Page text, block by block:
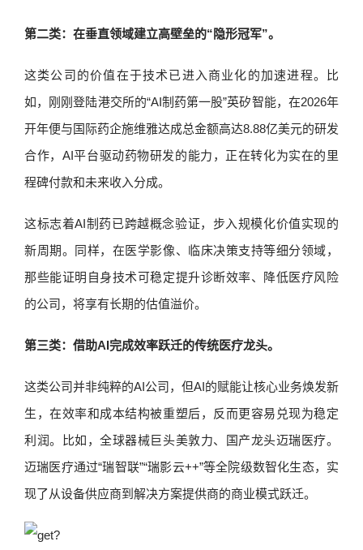
第二类：在垂直领域建立高壁垒的“隐形冠军”。
这类公司的价值在于技术已进入商业化的加速进程。比
如，刚刚登陆港交所的“AI制药第一股”英矽智能，在2026年
开年便与国际药企施维雅达成总金额高达8.88亿美元的研发
合作，AI平台驱动药物研发的能力，正在转化为实在的里
程碑付款和未来收入分成。
这标志着AI制药已跨越概念验证，步入规模化价值实现的
新周期。同样，在医学影像、临床决策支持等细分领域，
那些能证明自身技术可稳定提升诊断效率、降低医疗风险
的公司，将享有长期的估值溢价。
第三类：借助AI完成效率跃迁的传统医疗龙头。
这类公司并非纯粹的AI公司，但AI的赋能让核心业务焕发新
生，在效率和成本结构被重塑后，反而更容易兑现为稳定
利润。比如，全球器械巨头美敦力、国产龙头迈瑞医疗。
迈瑞医疗通过“瑞智联”“瑞影云++”等全院级数智化生态，实
现了从设备供应商到解决方案提供商的商业模式跃迁。